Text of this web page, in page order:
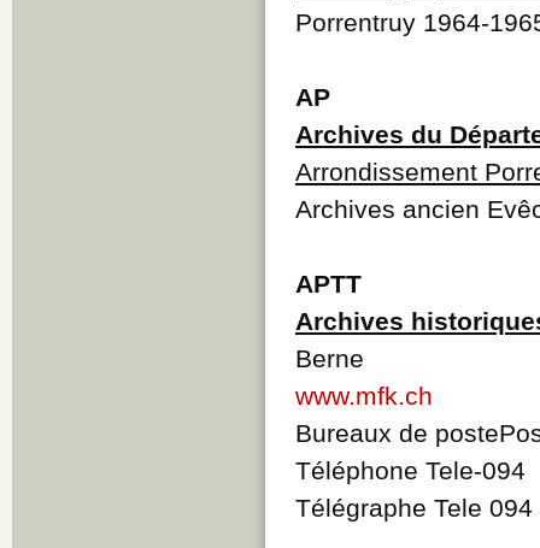
Porrentruy 1964-
AP
Archives du
Arrondissement
Archives ancien
APTT
Archives
Berne
www.mfk.ch
Bureaux de
Téléphone Tele-094
Télégraphe Tele 094